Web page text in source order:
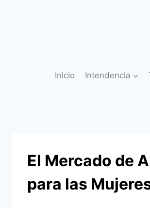
Inicio Intendencia
El Mercado de
para las